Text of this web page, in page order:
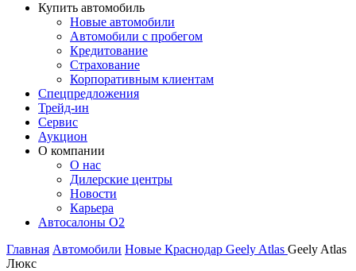
Купить автомобиль
Новые автомобили
Автомобили с пробегом
Кредитование
Страхование
Корпоративным клиентам
Спецпредложения
Трейд-ин
Сервис
Аукцион
О компании
О нас
Дилерские центры
Новости
Карьера
Автосалоны O2
Главная Автомобили Новые Краснодар Geely Atlas Geely Atlas
Люкс